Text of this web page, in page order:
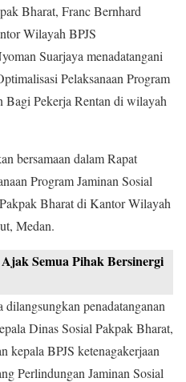
Bharat, Franc Bernhard
Wilayah BPJS
Suarjaya menadatangani
Pelaksanaan Program
Bagi Pekerja Rentan di wilayah
bersamaan dalam Rapat
Program Jaminan Sosial
Bharat di Kantor Wilayah
Medan.
Semua Pihak Bersinergi
penadatanganan
Dinas Sosial Pakpak Bharat,
kepala BPJS ketenagakerjaan
Perlindungan Jaminan Sosial